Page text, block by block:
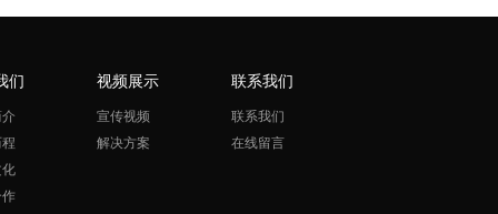
们 视频展示
宣传视频
解决方案
联系我们
联系我们
在线留言